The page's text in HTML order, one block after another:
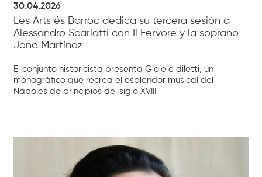
30.04.2026
Les Arts és Barroc dedica su tercera sesión a
Alessandro Scarlatti con Il Fervore y la soprano
Jone Martínez
El conjunto historicista presenta Gioie e diletti, un
monográfico que recrea el esplendor musical del
Nápoles de principios del siglo XVIII